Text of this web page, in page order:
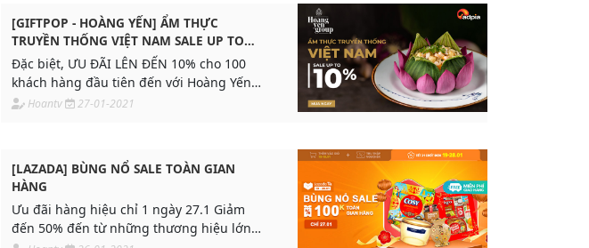
[GIFTPOP - HOÀNG YẾN] ẨM THỰC
TRUYỀN THỐNG VIỆT NAM SALE UP TO
10%
Đặc biệt, ƯU ĐÃI LÊN ĐẾN 10% cho 100
khách hàng đầu tiên đến với Hoàng Yến
khi mua voucher tại GIFTPOP Việt Nam
Hoantv 27-01-2021
[LAZADA] BÙNG NỔ SALE TOÀN GIAN
HÀNG
Ưu đãi hàng hiệu chỉ 1 ngày 27.1 Giảm
đến 50% đến từ những thương hiệu lớn